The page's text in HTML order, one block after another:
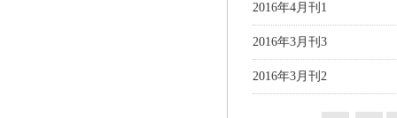
2016年4月刊1
2016年3月刊3
2016年3月刊2